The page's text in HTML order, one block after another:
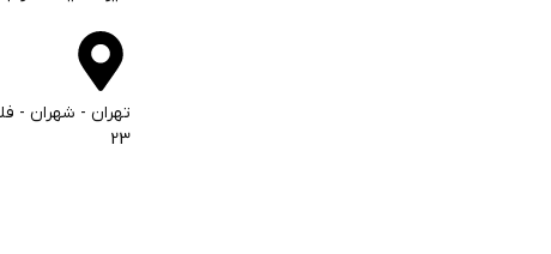
تهران - شهران -
23